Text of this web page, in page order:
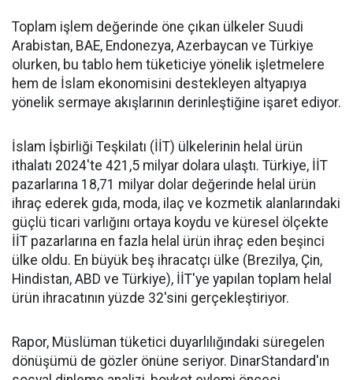
Toplam işlem değerinde öne çıkan ülkeler Suudi
Arabistan, BAE, Endonezya, Azerbaycan ve Türkiye
olurken, bu tablo hem tüketiciye yönelik işletmelere
hem de İslam ekonomisini destekleyen altyapıya
yönelik sermaye akışlarının derinleştiğine işaret ediyor.
İslam İşbirliği Teşkilatı (İİT) ülkelerinin helal ürün
ithalatı 2024'te 421,5 milyar dolara ulaştı. Türkiye, İİT
pazarlarına 18,71 milyar dolar değerinde helal ürün
ihraç ederek gıda, moda, ilaç ve kozmetik alanlarındaki
güçlü ticari varlığını ortaya koydu ve küresel ölçekte
İİT pazarlarına en fazla helal ürün ihraç eden beşinci
ülke oldu. En büyük beş ihracatçı ülke (Brezilya, Çin,
Hindistan, ABD ve Türkiye), İİT'ye yapılan toplam helal
ürün ihracatının yüzde 32'sini gerçekleştiriyor.
Rapor, Müslüman tüketici duyarlılığındaki süregelen
dönüşümü de gözler önüne seriyor. DinarStandard'ın